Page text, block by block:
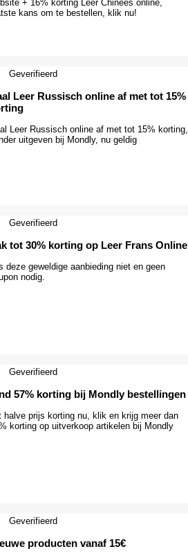
+ 16% korting Leer Chinees online,
kans om te bestellen, klik nu!
Geverifieerd
Leer Russisch online af met tot 15%
Leer Russisch online af met tot 15% korting,
uitgeven bij Mondly, nu geldig
Geverifieerd
tot 30% korting op Leer Frans Online
deze geweldige aanbieding niet en geen
nodig.
Geverifieerd
57% korting bij Mondly bestellingen
halve prijs korting nu, klik en krijg meer dan
korting op uitverkoop artikelen bij Mondly
Geverifieerd
producten vanaf 15€